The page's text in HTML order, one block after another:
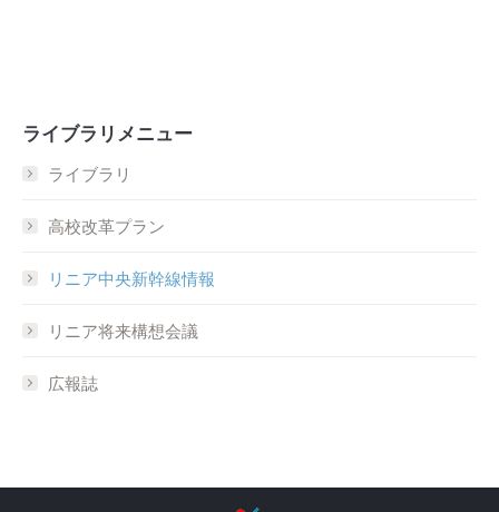
ライブラリメニュー
ライブラリ
高校改革プラン
リニア中央新幹線情報
リニア将来構想会議
広報誌